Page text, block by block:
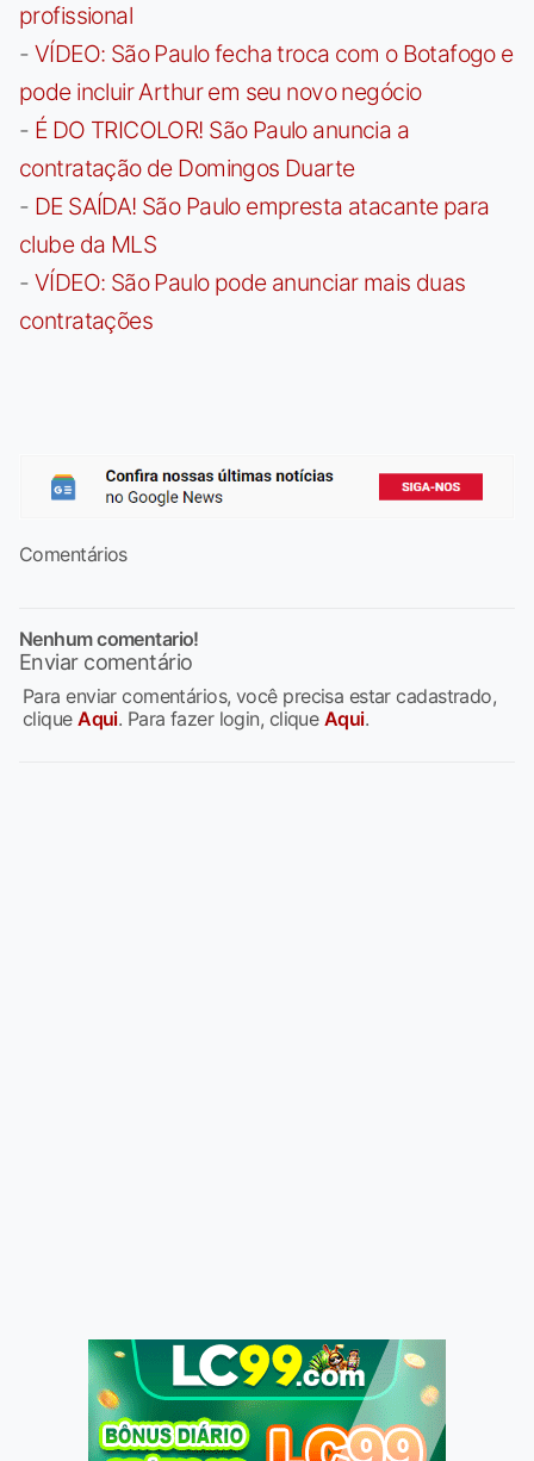
profissional
- VÍDEO: São Paulo fecha troca com o Botafogo e
pode incluir Arthur em seu novo negócio
- É DO TRICOLOR! São Paulo anuncia a
contratação de Domingos Duarte
- DE SAÍDA! São Paulo empresta atacante para
clube da MLS
- VÍDEO: São Paulo pode anunciar mais duas
contratações
Comentários
Nenhum comentario!
Enviar comentário
Para enviar comentários, você precisa estar cadastrado,
cliqueAqui. Para fazer login, clique Aqui.